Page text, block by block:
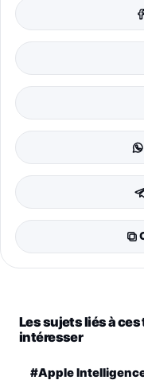
Les sujets liés à
intéresser
#Apple